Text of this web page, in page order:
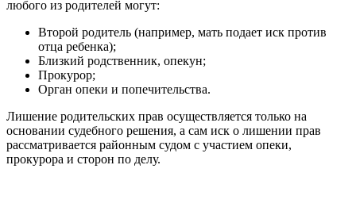
любого из родителей могут:
Второй родитель (например, мать подает иск против
отца ребенка);
Близкий родственник, опекун;
Прокурор;
Орган опеки и попечительства.
Лишение родительских прав осуществляется только на
основании судебного решения, а сам иск о лишении прав
рассматривается районным судом с участием опеки,
прокурора и сторон по делу.